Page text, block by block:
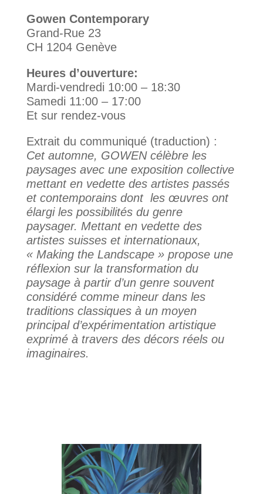
Gowen Contemporary
Grand-Rue 23
CH 1204 Genève
Heures d’ouverture:
Mardi-vendredi 10:00 – 18:30
Samedi 11:00 – 17:00
Et sur rendez-vous
Extrait du communiqué (traduction) :
Cet automne, GOWEN célèbre les
paysages avec une exposition collective
mettant en vedette des artistes passés
et contemporains dont les œuvres ont
élargi les possibilités du genre
paysager. Mettant en vedette des
artistes suisses et internationaux,
« Making the Landscape » propose une
réflexion sur la transformation du
paysage à partir d’un genre souvent
considéré comme mineur dans les
traditions classiques à un moyen
principal d’expérimentation artistique
exprimé à travers des décors réels ou
imaginaires.